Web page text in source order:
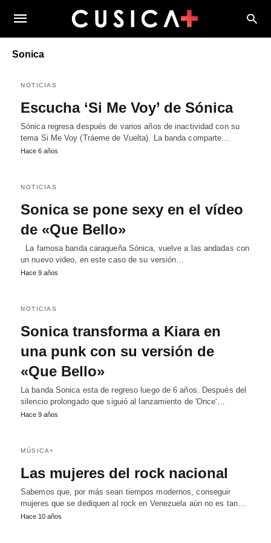
Sonica
NOTICIAS
Escucha ‘Si Me Voy’ de Sónica
Sónica regresa después de varios años de inactividad con su
tema Si Me Voy (Tráeme de Vuelta). La banda comparte…
Hace 6 años
NOTICIAS
Sonica se pone sexy en el vídeo
de «Que Bello»
La famosa banda caraqueña Sónica, vuelve a las andadas con
un nuevo video, en este caso de su versión…
Hace 9 años
NOTICIAS
Sonica transforma a Kiara en
una punk con su versión de
«Que Bello»
La banda Sonica esta de regreso luego de 6 años. Después del
silencio prolongado que siguió al lanzamiento de 'Once'…
Hace 9 años
MÚSICA+
Las mujeres del rock nacional
Sabemos que, por más sean tiempos modernos, conseguir
mujeres que se dediquen al rock en Venezuela aún no es tan…
Hace 10 años